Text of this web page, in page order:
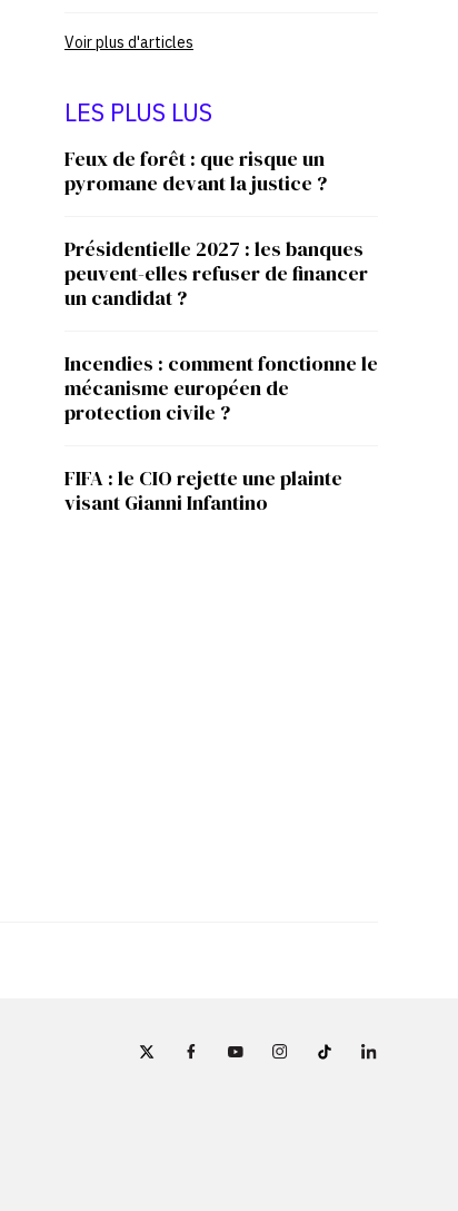
Voir plus d'articles
LES PLUS LUS
Feux de forêt : que risque un
pyromane devant la justice ?
Présidentielle 2027 : les banques
peuvent-elles refuser de financer
un candidat ?
Incendies : comment fonctionne le
mécanisme européen de
protection civile ?
FIFA : le CIO rejette une plainte
visant Gianni Infantino